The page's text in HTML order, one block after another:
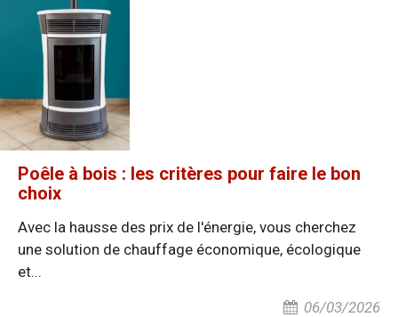
Poêle à bois : les critères pour faire le bon
choix
Avec la hausse des prix de l'énergie, vous cherchez
une solution de chauffage économique, écologique
et...
06/03/2026